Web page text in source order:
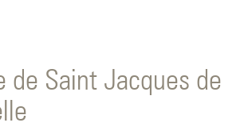
de Saint Jacques de